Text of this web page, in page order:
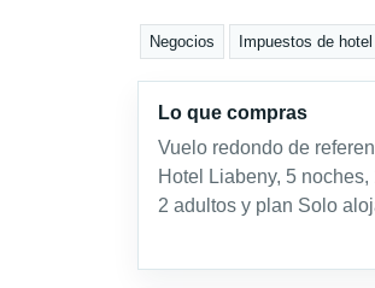
Negocios Impuestos de
Lo que compras
Vuelo redondo de
Hotel Liabeny, 5 noches,
2 adultos y plan Solo